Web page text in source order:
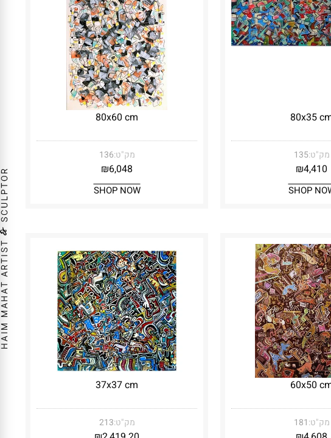
80x35
מק"ט:135
₪4,410
SHOP
80x60 cm
מק"ט:136
₪6,048
SHOP NOW
60x50
מק"ט:181
37x37 cm
מק"ט:213